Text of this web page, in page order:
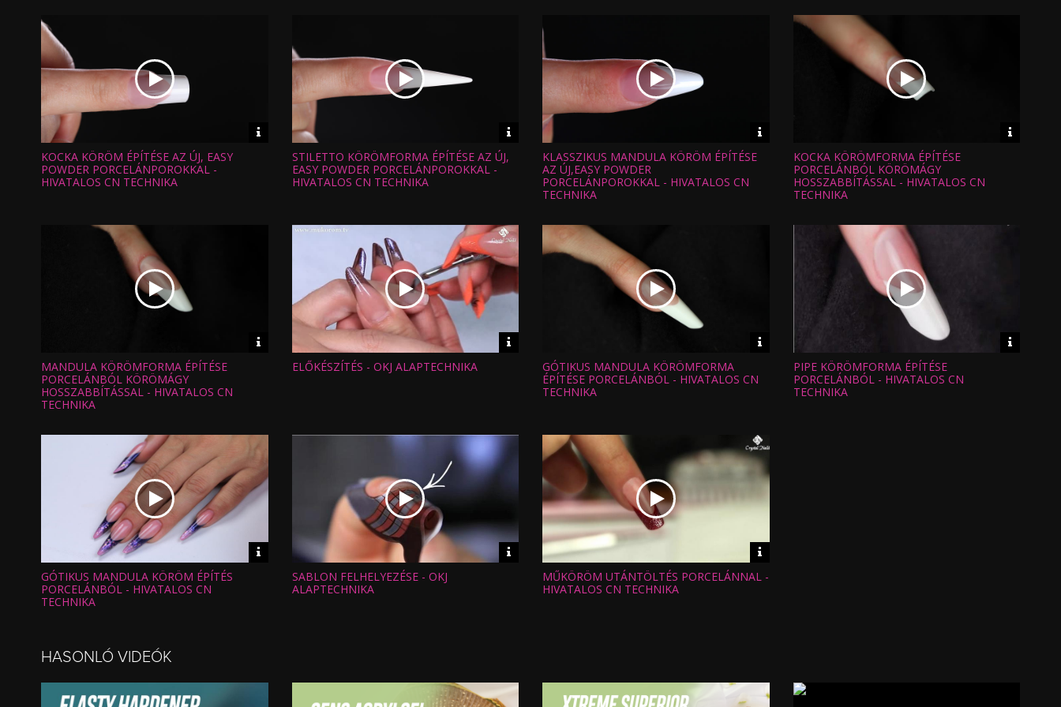
Video
információk
Hossz:
Nézettség:
Értékelés:
Feltöltve:
KOCKA KÖRÖM ÉPÍTÉSE AZ ÚJ, EASY
POWDER PORCELÁNPOROKKAL -
HIVATALOS CN TECHNIKA
Video
információk
Hossz:
Nézettség:
Értékelés:
Feltöltve:
STILETTO KÖRÖMFORMA ÉPÍTÉSE AZ ÚJ,
EASY POWDER PORCELÁNPOROKKAL -
HIVATALOS CN TECHNIKA
Video
Hossz:
Nézettség:
Értékelés:
Feltöltve:
KLASSZIKUS MANDULA KÖRÖM ÉPÍTÉSE
AZ ÚJ,EASY POWDER
PORCELÁNPOROKKAL - HIVATALOS CN
TECHNIKA
Video
Hossz:
Nézettség:
Értékelés:
Feltöltve:
KOCKA KÖRÖMFORMA ÉPÍTÉSE
PORCELÁNBÓL KÖRÖMÁGY
HOSSZABBÍTÁSSAL - HIVATALOS CN
TECHNIKA
Video
információk
Hossz:
Nézettség:
Értékelés:
Feltöltve:
MANDULA KÖRÖMFORMA ÉPÍTÉSE
PORCELÁNBÓL KÖRÖMÁGY
HOSSZABBÍTÁSSAL - HIVATALOS CN
TECHNIKA
Video
Hossz:
ELŐKÉSZÍTÉS - OKJ ALAPTECHNIKA
Video
információk
Hossz:
Nézettség:
Értékelés:
Feltöltve:
GÓTIKUS MANDULA KÖRÖMFORMA
ÉPÍTÉSE PORCELÁNBÓL - HIVATALOS CN
TECHNIKA
Video
Hossz:
Nézettség:
Értékelés:
Feltöltve:
PIPE KÖRÖMFORMA ÉPÍTÉSE
PORCELÁNBÓL - HIVATALOS CN
TECHNIKA
Video
információk
Hossz:
Nézettség:
Értékelés:
Feltöltve:
GÓTIKUS MANDULA KÖRÖM ÉPÍTÉS
PORCELÁNBÓL - HIVATALOS CN
TECHNIKA
Video
információk
Hossz:
Nézettség:
SABLON FELHELYEZÉSE - OKJ
ALAPTECHNIKA
Video
Hossz:
Nézettség:
MŰKÖRÖM UTÁNTÖLTÉS PORCELÁNNAL -
HIVATALOS CN TECHNIKA
HASONLÓ VIDEÓK